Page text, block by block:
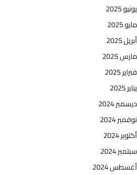
يونيو 2025
مايو 2025
أبريل 2025
مارس 2025
فبراير 2025
يناير 2025
ديسمبر 2024
نوفمبر 2024
أكتوبر 2024
سبتمبر 2024
أغسطس 2024